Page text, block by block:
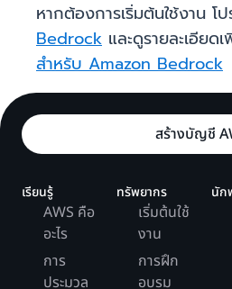
หากต้องการเริ่มต้นใช้งาน โ
Bedrock และดูรายละเอียด
สำหรับ Amazon Bedrock
สร้างบัญชี
เรียนรู้
AWS คือ
อะไร
การ
ประมวล
ทรัพยากร
เริ่มต้นใช้
งาน
การฝึก
อบรม
นัก